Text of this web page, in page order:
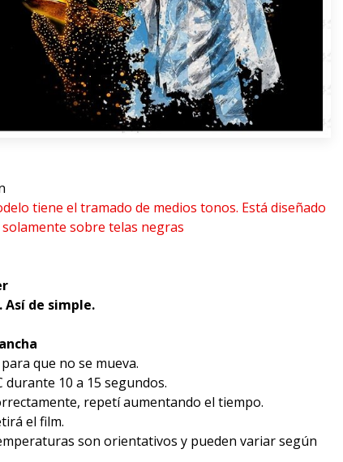
tiene el tramado de medios tonos. Está diseñado
sobre telas negras
Así de simple.
que no se mueva.
durante 10 a 15 segundos.
repetí aumentando el tiempo.
el film.
son orientativos y pueden variar según